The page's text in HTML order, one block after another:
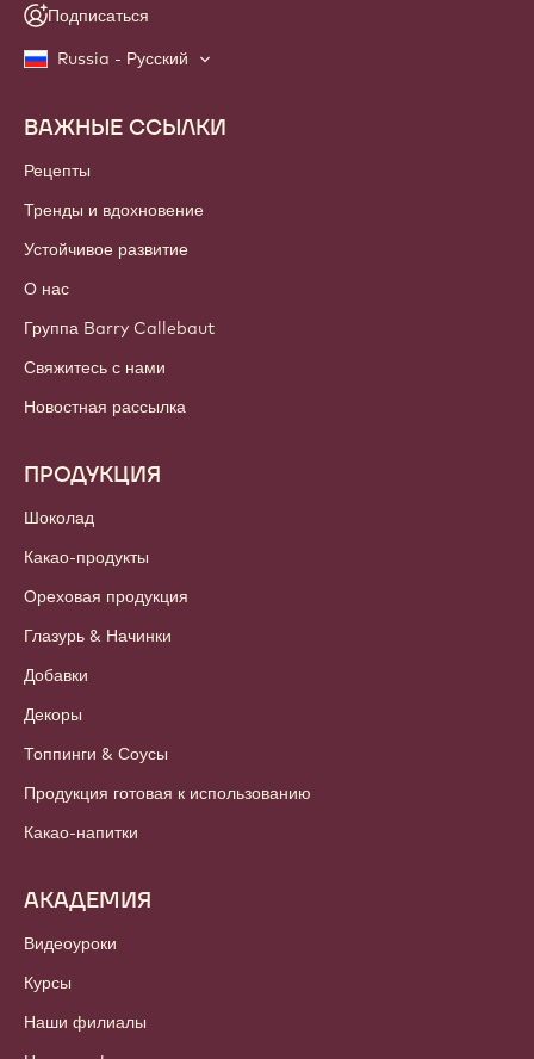
Подписаться
Russia - Русский
Footer
Callebaut
ВАЖНЫЕ ССЫЛКИ
Рецепты
Тренды и вдохновение
Устойчивое развитие
О нас
Группа Barry Callebaut
Свяжитесь с нами
Новостная рассылка
ПРОДУКЦИЯ
Шоколад
Какао-продукты
Ореховая продукция
Глазурь & Начинки
Добавки
Декоры
Топпинги & Соусы
Продукция готовая к использованию
Какао-напитки
АКАДЕМИЯ
Видеоуроки
Курсы
Наши филиалы